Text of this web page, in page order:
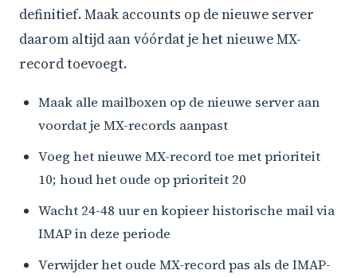
definitief. Maak accounts op de nieuwe server
daarom altijd aan vóórdat je het nieuwe MX-
record toevoegt.
Maak alle mailboxen op de nieuwe server aan
voordat je MX-records aanpast
Voeg het nieuwe MX-record toe met prioriteit
10; houd het oude op prioriteit 20
Wacht 24-48 uur en kopieer historische mail via
IMAP in deze periode
Verwijder het oude MX-record pas als de IMAP-